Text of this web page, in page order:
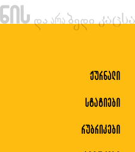
ჟურნალი
სტატიები
რუბრიკები